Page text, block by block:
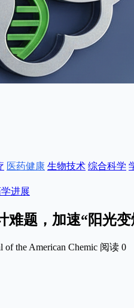
医药健康 生物技术 综合科学
进展
难题，加速“阳光
of the American Chemic 阅读 0